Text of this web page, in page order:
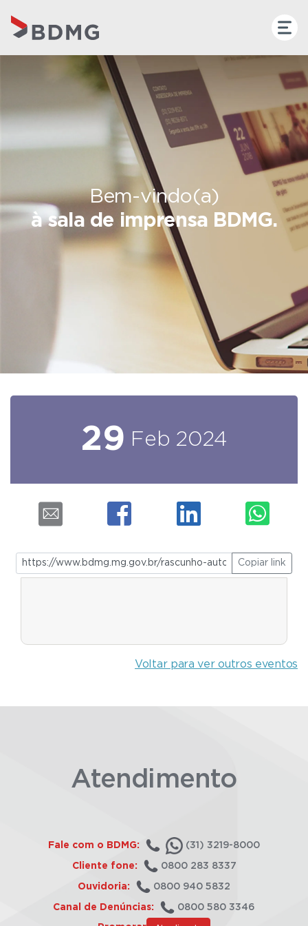
Bem-vindo(a)
à sala de imprensa BDMG.
29 Feb 2024
Copiar link
Voltar para ver outros eventos
Atendimento
Fale com o BDMG: (31) 3219-8000
Cliente fone: 0800 283 8337
Ouvidoria: 0800 940 5832
Canal de Denúncias: 0800 580 3346